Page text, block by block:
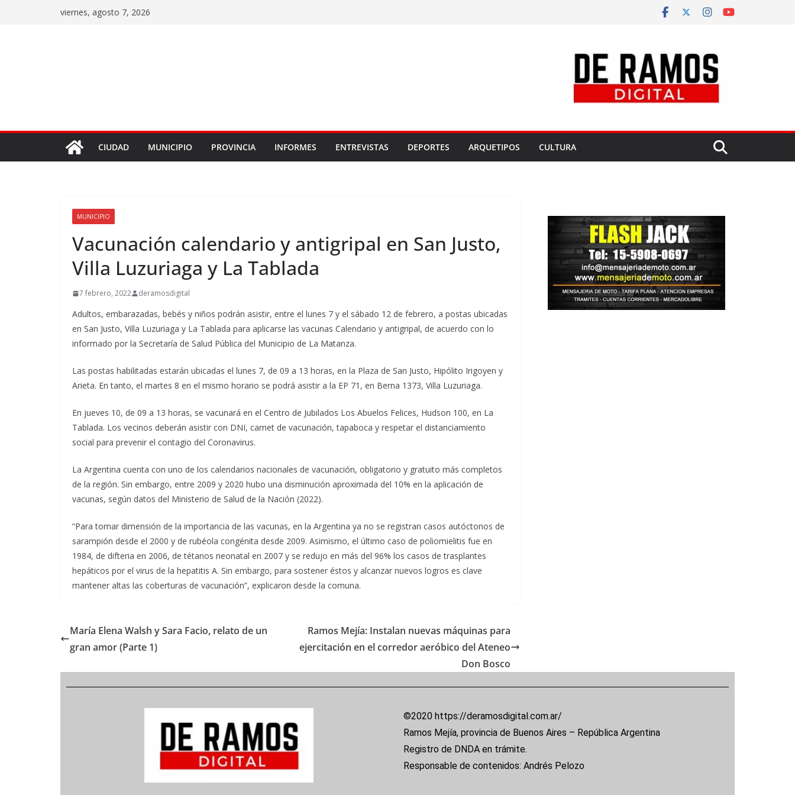
viernes, agosto 7, 2026
CIUDAD MUNICIPIO PROVINCIA INFORMES ENTREVISTAS DEPORTES ARQUETIPOS CULTURA
MUNICIPIO
Vacunación calendario y antigripal en San Justo,
Villa Luzuriaga y La Tablada
7 febrero, 2022 deramosdigital
Adultos, embarazadas, bebés y niños podrán asistir, entre el lunes 7 y el sábado 12 de febrero, a postas ubicadas
en San Justo, Villa Luzuriaga y La Tablada para aplicarse las vacunas Calendario y antigripal, de acuerdo con lo
informado por la Secretaría de Salud Pública del Municipio de La Matanza.
Las postas habilitadas estarán ubicadas el lunes 7, de 09 a 13 horas, en la Plaza de San Justo, Hipólito Irigoyen y
Arieta. En tanto, el martes 8 en el mismo horario se podrá asistir a la EP 71, en Berna 1373, Villa Luzuriaga.
En jueves 10, de 09 a 13 horas, se vacunará en el Centro de Jubilados Los Abuelos Felices, Hudson 100, en La
Tablada. Los vecinos deberán asistir con DNI, carnet de vacunación, tapaboca y respetar el distanciamiento
social para prevenir el contagio del Coronavirus.
La Argentina cuenta con uno de los calendarios nacionales de vacunación, obligatorio y gratuito más completos
de la región. Sin embargo, entre 2009 y 2020 hubo una disminución aproximada del 10% en la aplicación de
vacunas, según datos del Ministerio de Salud de la Nación (2022).
“Para tomar dimensión de la importancia de las vacunas, en la Argentina ya no se registran casos autóctonos de
sarampión desde el 2000 y de rubéola congénita desde 2009. Asimismo, el último caso de poliomielitis fue en
1984, de difteria en 2006, de tétanos neonatal en 2007 y se redujo en más del 96% los casos de trasplantes
hepáticos por el virus de la hepatitis A. Sin embargo, para sostener éstos y alcanzar nuevos logros es clave
mantener altas las coberturas de vacunación”, explicaron desde la comuna.
María Elena Walsh y Sara Facio, relato de un
gran amor (Parte 1)
Ramos Mejía: Instalan nuevas máquinas para
ejercitación en el corredor aeróbico del Ateneo
Don Bosco
©2020 https://deramosdigital.com.ar/
Ramos Mejía, provincia de Buenos Aires – República Argentina
Registro de DNDA en trámite.
Responsable de contenidos: Andrés Pelozo